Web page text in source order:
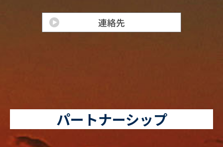
パートナーシップ